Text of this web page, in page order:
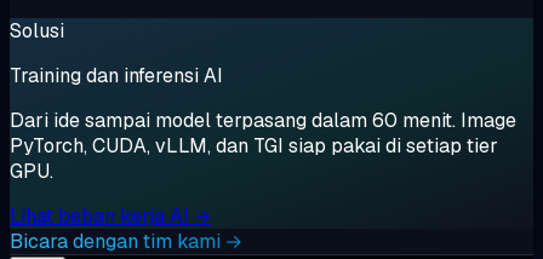
Solusi
Training dan inferensi AI
Dari ide sampai model terpasang dalam 60 menit. Image
PyTorch, CUDA, vLLM, dan TGI siap pakai di setiap tier
GPU.
Lihat beban kerja AI →
Bicara dengan tim kami →